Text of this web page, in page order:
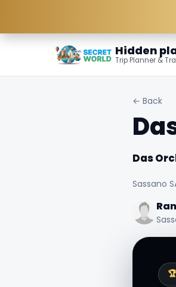
Hidden
Trip Planner &
← Back
Das
Sassano